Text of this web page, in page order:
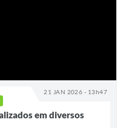
21 JAN 2026 - 13h47
em diversos